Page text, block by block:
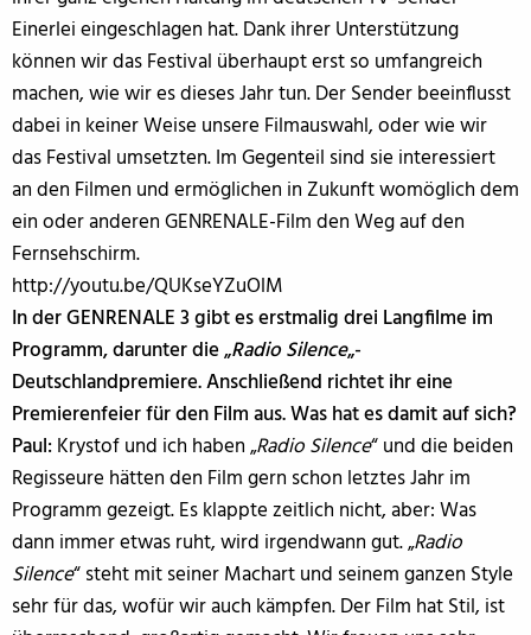
Einerlei eingeschlagen hat. Dank ihrer Unterstützung
können wir das Festival überhaupt erst so umfangreich
machen, wie wir es dieses Jahr tun. Der Sender beeinflusst
dabei in keiner Weise unsere Filmauswahl, oder wie wir
das Festival umsetzten. Im Gegenteil sind sie interessiert
an den Filmen und ermöglichen in Zukunft womöglich dem
ein oder anderen GENRENALE-Film den Weg auf den
Fernsehschirm.
http://youtu.be/QUKseYZuOlM
In der GENRENALE 3 gibt es erstmalig drei Langfilme im
Programm, darunter die „Radio Silence„-
Deutschlandpremiere. Anschließend richtet ihr eine
Premierenfeier für den Film aus. Was hat es damit auf sich?
Paul:Krystof und ich haben „Radio Silence“ und die beiden
Regisseure hätten den Film gern schon letztes Jahr im
Programm gezeigt. Es klappte zeitlich nicht, aber: Was
dann immer etwas ruht, wird irgendwann gut. „Radio
Silence“ steht mit seiner Machart und seinem ganzen Style
sehr für das, wofür wir auch kämpfen. Der Film hat Stil, ist